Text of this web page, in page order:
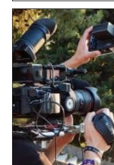
In
Haaksbergen